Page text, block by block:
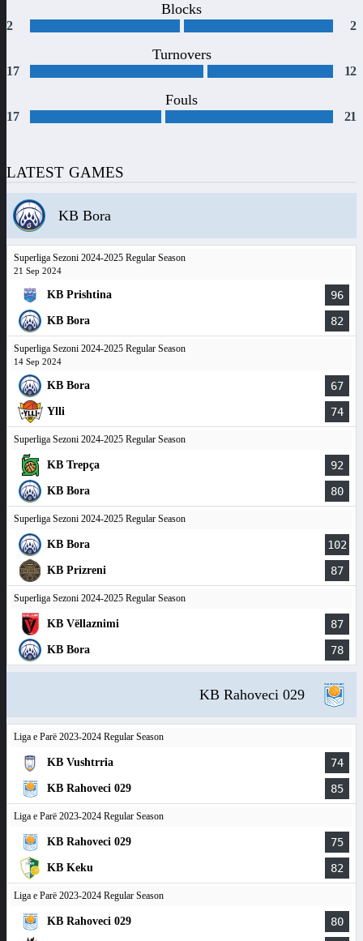
Blocks
2 2
Turnovers
17 12
Fouls
17 21
LATEST GAMES
KB Bora
Superliga Sezoni 2024-2025 Regular Season
21 Sep 2024
KB Prishtina 96
KB Bora 82
Superliga Sezoni 2024-2025 Regular Season
14 Sep 2024
KB Bora 67
Ylli 74
Superliga Sezoni 2024-2025 Regular Season
KB Trepça 92
KB Bora 80
Superliga Sezoni 2024-2025 Regular Season
KB Bora 102
KB Prizreni 87
Superliga Sezoni 2024-2025 Regular Season
KB Vëllaznimi 87
KB Bora 78
KB Rahoveci 029
Liga e Parë 2023-2024 Regular Season
KB Vushtrria 74
KB Rahoveci 029 85
Liga e Parë 2023-2024 Regular Season
KB Rahoveci 029 75
KB Keku 82
Liga e Parë 2023-2024 Regular Season
KB Rahoveci 029 80